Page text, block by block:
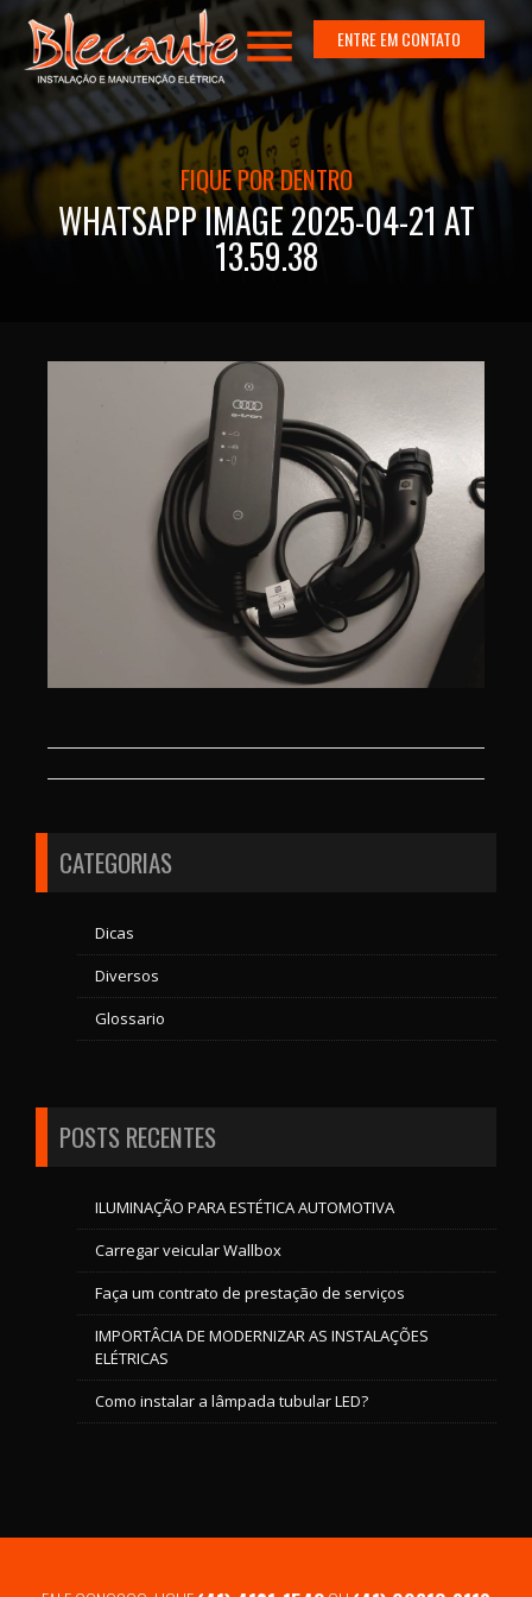
ENTRE EM CONTATO
menu
FIQUE POR DENTRO
WHATSAPP IMAGE 2025-04-21 AT
13.59.38
CATEGORIAS
Dicas
Diversos
Glossario
POSTS RECENTES
ILUMINAÇÃO PARA ESTÉTICA AUTOMOTIVA
Carregar veicular Wallbox
Faça um contrato de prestação de serviços
IMPORTÂCIA DE MODERNIZAR AS INSTALAÇÕES
ELÉTRICAS
Como instalar a lâmpada tubular LED?